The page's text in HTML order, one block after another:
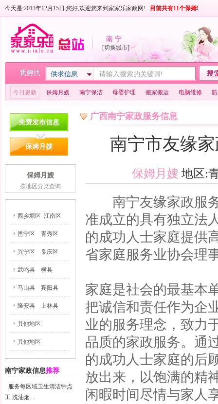
今天是:2013年12月15日.您好,欢迎您来到家家乐家政网! 目前共有11个保姆!
南 宁
[切换城市]
供求信息
今日更新 保姆月嫂 南宁保洁 母婴护理 搬家搬运 电脑维修
免费发布信息
保姆月嫂
保姆月嫂
按地区分类查询
西乡塘区 江南区
邕宁区 青秀区
兴宁区 良庆区
武鸣县 横县
马山县 宾阳县
隆安县 上林县
其他地区
其他地区
南宁家政信息推荐
· 服务每区域卫生清洁钟点
工 洗油烟...
广西南宁家政服务信息
南宁市友缘
保姆月嫂 地区:
南宁友缘家政服
准成立的具有独立法
的成功人士家庭提供
省家庭服务业协会理
家庭是社会的最基本
把诚信和责任作为企
业的服务理念，致力
品质的家政服务。通
的成功人士家庭的后
放出来，以饱满的精
闲暇时间尽情与家人